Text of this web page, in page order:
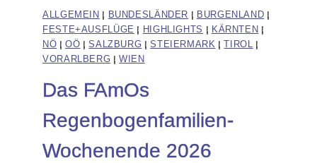
ALLGEMEIN | BUNDESLÄNDER | BURGENLAND |
FESTE+AUSFLÜGE | HIGHLIGHTS | KÄRNTEN |
NÖ |OÖ |SALZBURG |STEIERMARK |TIROL |
VORARLBERG |WIEN
Das FAmOs
Regenbogenfamilien-
Wochenende 2026